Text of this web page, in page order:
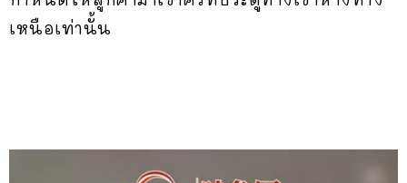
เหนือเท่านั้น